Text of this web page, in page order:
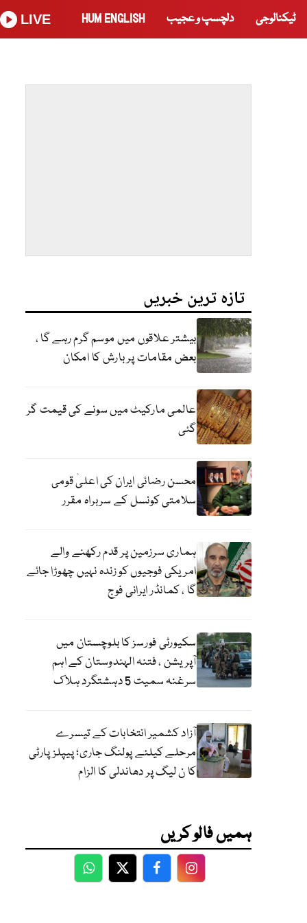
ٹیکنالوجی دلچسپ و عجیب HUM ENGLISH
LIVE
تازہ ترین خبریں
بیشتر علاقوں میں موسم گرم رہے گا ،
بعض مقامات پر بارش کا امکان
عالمی مارکیٹ میں سونے کی قیمت گر
گئی
محسن رضائی ایران کی اعلیٰ قومی
سلامتی کونسل کے سربراہ مقرر
ہماری سرزمین پر قدم رکھنے والے
امریکی فوجیوں کو زندہ نہیں چھوڑا جائے
گا ، کمانڈر ایرانی فوج
سکیورٹی فورسز کا بلوچستان میں
آپریشن ، فتنہ الہندوستان کے اہم
سرغنہ سمیت 5 دہشتگرد ہلاک
آزاد کشمیر انتخابات کے تیسرے
مرحلے کیلئے پولنگ جاری؛ پیپلز پارٹی
کا ن لیگ پر دھاندلی کا الزام
ہمیں فالو کریں
WhatsApp
TwitterFacebookFacebook